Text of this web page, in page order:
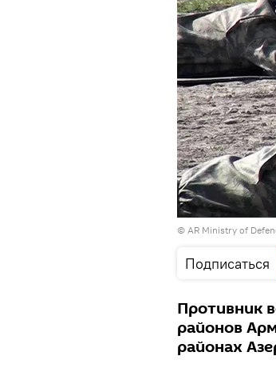
© AR Ministry of
Подписаться
Противник
районов
районах